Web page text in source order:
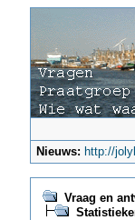
Nieuws: http://
Vraag en